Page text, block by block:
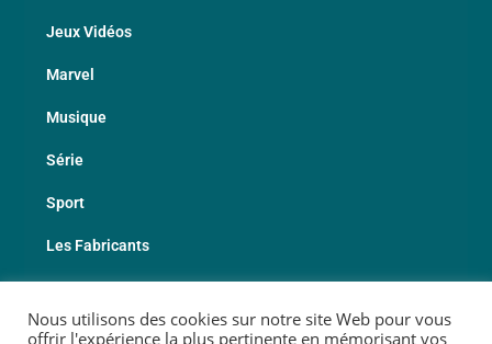
Jeux Vidéos
Marvel
Musique
Série
Sport
Les Fabricants
© 2026 Copyright Geekotheque
Nous utilisons des cookies sur notre site Web pour vous
offrir l'expérience la plus pertinente en mémorisant vos